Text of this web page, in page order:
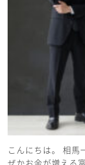
こんにちは。 相馬
ぜかお金が増える